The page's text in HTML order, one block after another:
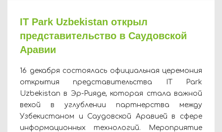
IT Park Uzbekistan открыл
представительство в Саудовской
Аравии
16 декабря состоялась официальная церемония
открытия представительства IT Park
Uzbekistan в Эр-Рияде, которая стала важной
вехой в углублении партнерства между
Узбекистаном и Саудовской Аравией в сфере
информационных технологий. Мероприятие